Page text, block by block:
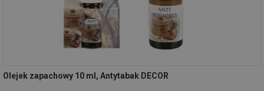
Olejek zapachowy 10 ml, Antytabak DECOR